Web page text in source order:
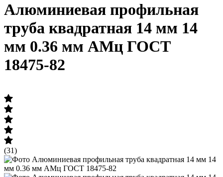
Алюминиевая профильная
труба квадратная 14 мм 14
мм 0.36 мм АМц ГОСТ
18475-82
(31)